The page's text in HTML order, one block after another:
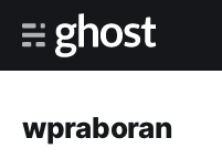
wpraboran